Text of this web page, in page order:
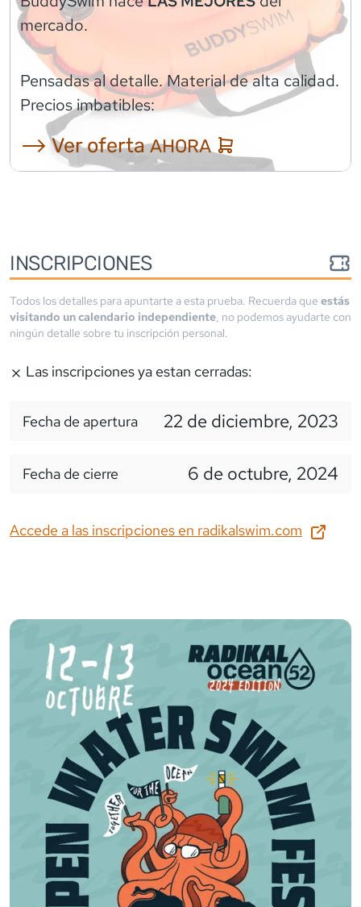
mercado.
Pensadas al detalle. Material de alta calidad.
Precios imbatibles:
⟶ Ver ofertaAHORA
INSCRIPCIONES
Todos los detalles para apuntarte a esta prueba. Recuerda que estás
visitando un calendario independiente, no podemos ayudarte con
ningún detalle sobre tu inscripción personal.
Las inscripciones ya estan cerradas:
Fecha de apertura 22 de diciembre, 2023
Fecha de cierre 6 de octubre, 2024
Accede a las inscripciones en radikalswim.com